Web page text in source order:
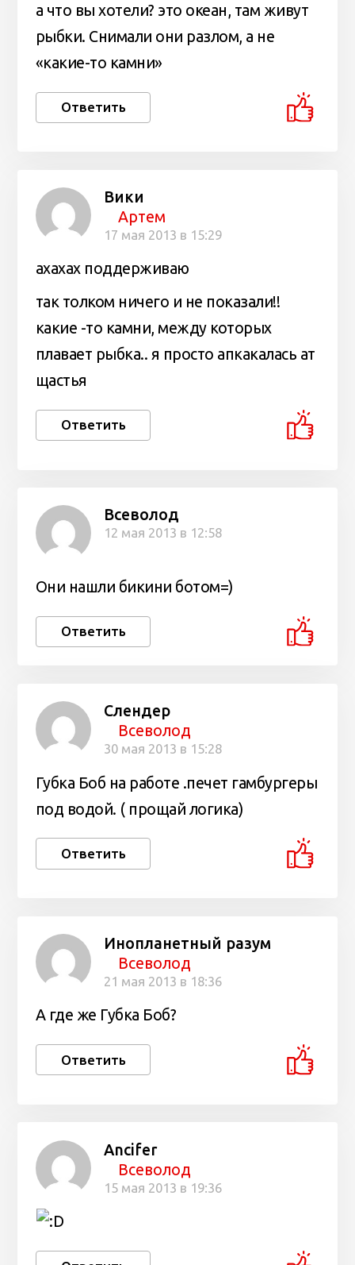
а что вы хотели? это океан, там живут
рыбки. Снимали они разлом, а не
«какие-то камни»
Ответить
Вики
Артем
17 мая 2013 в 15:29
ахахах поддерживаю
так толком ничего и не показали!!
какие -то камни, между которых
плавает рыбка.. я просто апкакалась ат
щастья
Ответить
Всеволод
12 мая 2013 в 12:58
Они нашли бикини ботом=)
Ответить
Слендер
Всеволод
30 мая 2013 в 15:28
Губка Боб на работе .печет гамбургеры
под водой. ( прощай логика)
Ответить
Инопланетный разум
Всеволод
21 мая 2013 в 18:36
А где же Губка Боб?
Ответить
Ancifer
Всеволод
15 мая 2013 в 19:36